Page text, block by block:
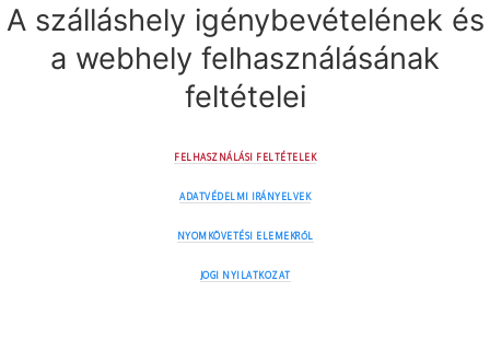
A szálláshely igénybevételének és
a webhely felhasználásának
feltételei
FELHASZNÁLÁSI FELTÉTELEK
ADATVÉDELMI IRÁNYELVEK
NYOMKÖVETÉSI ELEMEKRŐL
JOGI NYILATKOZAT